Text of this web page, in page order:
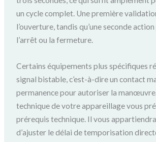
un cycle complet. Une première
l’ouverture, tandis qu’une seconde
l’arrêt ou la fermeture.
Certains équipements plus spécifiques
signal bistable, c’est-à-dire un contact
permanence pour autoriser la
technique de votre appareillage vous
prérequis technique. Il vous
d’ajuster le délai de temporisation